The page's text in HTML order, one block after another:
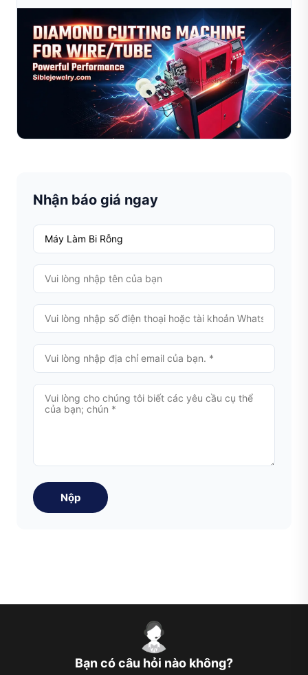
Jul 09, 2026
Máy Kéo Dây Sible Dùng Trong Sản Xuất Trang
Sức
Khám phá lý do tại sao máy kéo dây Sible được các nhà
sản xuất trang sức trên toàn thế giới tin dùng. Tìm hiểu
các giải pháp ổn định, hiệu quả và tiết kiệm chi ...
Đọc toàn bộ bài viết
Nhận báo giá ngay
Nộp
Bạn có câu hỏi nào không?